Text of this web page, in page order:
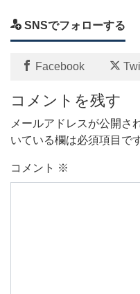
SNSでフォローする
Facebook
コメントを残す
メールアドレスが公開さ
いている欄は必須項目で
コメント ※